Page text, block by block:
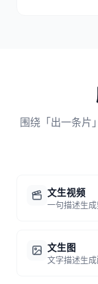
围绕「出一条片
文生视频
一句描述生
文生图
文字描述生